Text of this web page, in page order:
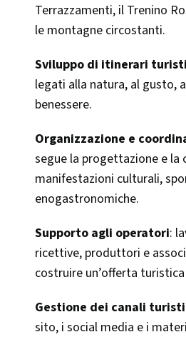
Terrazzamenti, il Trenino
le montagne circostanti.
Sviluppo di itinerari
legati alla natura, al gusto,
benessere.
Organizzazione e
segue la progettazione e la
manifestazioni culturali,
enogastronomiche.
Supporto agli operatori:
ricettive, produttori e
costruire un’offerta
Gestione dei canali
sito, i social media e i